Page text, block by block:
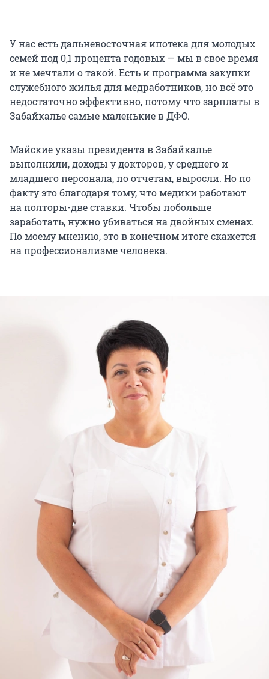
У нас есть дальневосточная ипотека для молодых
семей под 0,1 процента годовых — мы в свое время
и не мечтали о такой. Есть и программа закупки
служебного жилья для медработников, но всё это
недостаточно эффективно, потому что зарплаты в
Забайкалье самые маленькие в ДФО.
Майские указы президента в Забайкалье
выполнили, доходы у докторов, у среднего и
младшего персонала, по отчетам, выросли. Но по
факту это благодаря тому, что медики работают
на полторы-две ставки. Чтобы побольше
заработать, нужно убиваться на двойных сменах.
По моему мнению, это в конечном итоге скажется
на профессионализме человека.